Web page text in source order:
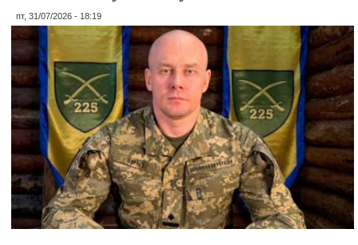
пт, 31/07/2026 - 18:19